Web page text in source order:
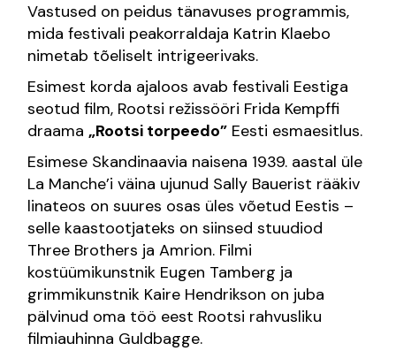
Vastused on peidus tänavuses programmis,
mida festivali peakorraldaja Katrin Klaebo
nimetab tõeliselt intrigeerivaks.
Esimest korda ajaloos avab festivali Eestiga
seotud film, Rootsi režissööri Frida Kempffi
draama„Rootsi torpeedo” Eesti esmaesitlus.
Esimese Skandinaavia naisena 1939. aastal üle
La Manche’i väina ujunud Sally Bauerist rääkiv
linateos on suures osas üles võetud Eestis –
selle kaastootjateks on siinsed stuudiod
Three Brothers ja Amrion. Filmi
kostüümikunstnik Eugen Tamberg ja
grimmikunstnik Kaire Hendrikson on juba
pälvinud oma töö eest Rootsi rahvusliku
filmiauhinna Guldbagge.